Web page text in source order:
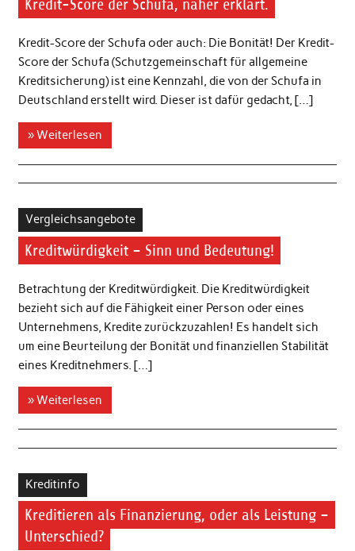
Kredit-Score der Schufa, näher erklärt.
Kredit-Score der Schufa oder auch: Die Bonität! Der Kredit-
Score der Schufa (Schutzgemeinschaft für allgemeine
Kreditsicherung) ist eine Kennzahl, die von der Schufa in
Deutschland erstellt wird. Dieser ist dafür gedacht, […]
» Weiterlesen
Vergleichsangebote
Kreditwürdigkeit – Sinn und Bedeutung!
Betrachtung der Kreditwürdigkeit. Die Kreditwürdigkeit
bezieht sich auf die Fähigkeit einer Person oder eines
Unternehmens, Kredite zurückzuzahlen! Es handelt sich
um eine Beurteilung der Bonität und finanziellen Stabilität
eines Kreditnehmers. […]
» Weiterlesen
Kreditinfo
Kreditieren als Finanzierung, oder als Leistung –
Unterschied?